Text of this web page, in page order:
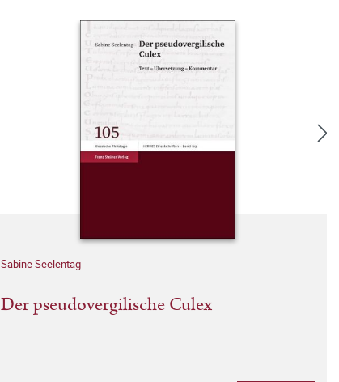
Sabine Seelentag
Der pseudovergilische Culex